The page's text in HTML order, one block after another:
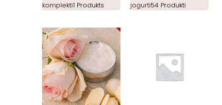
komplekti1 Produkts
jogurti54 Produkti